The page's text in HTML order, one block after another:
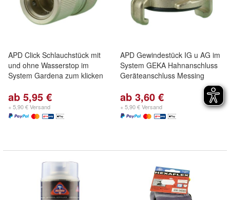
APD Click Schlauchstück mit
und ohne Wasserstop im
System Gardena zum klicken
ab 5,95 €
+ 5,90 € Versand
APD Gewindestück IG u AG im
System GEKA Hahnanschluss
Geräteanschluss Messing
ab 3,60 €
+ 5,90 € Versand